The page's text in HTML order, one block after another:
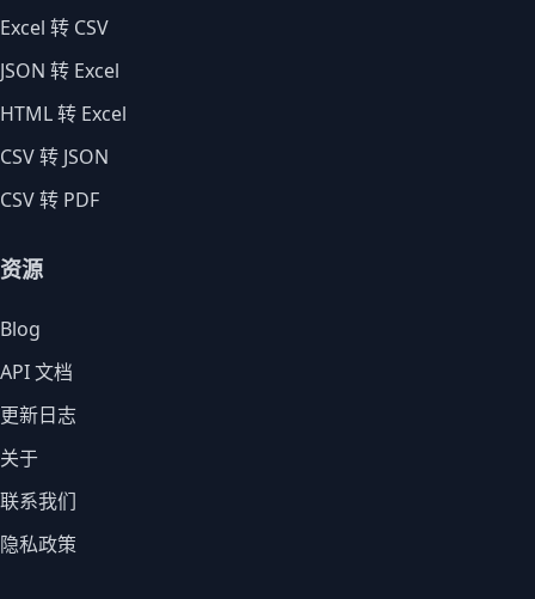
Excel 转 CSV
JSON 转 Excel
HTML 转 Excel
CSV 转 JSON
CSV 转 PDF
资源
Blog
API 文档
更新日志
关于
联系我们
隐私政策